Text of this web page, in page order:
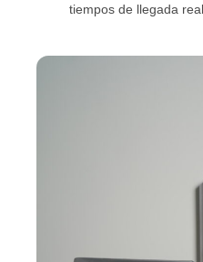
tiempos de llegada